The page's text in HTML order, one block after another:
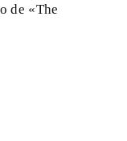
de «The